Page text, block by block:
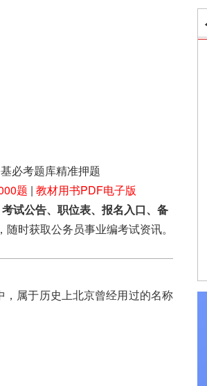
必考题库精准押题
题 | 教材用书PDF电子版
试公告、职位表、报名入口、备
，随时获取公务员事业编考试资讯。
属于历史上北京曾经用过的名称